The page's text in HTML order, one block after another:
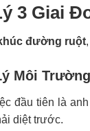
3 Giai
đường ruột
Môi
đầu tiên là
diệt trước.